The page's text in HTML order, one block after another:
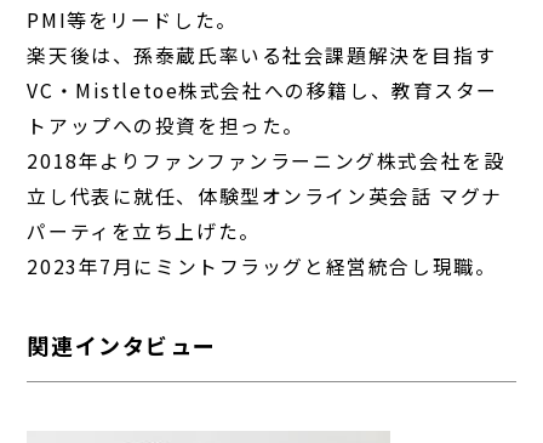
PMI等をリードした。
楽天後は、孫泰蔵氏率いる社会課題解決を目指す
VC・Mistletoe株式会社への移籍し、教育スター
トアップへの投資を担った。
2018年よりファンファンラーニング株式会社を設
立し代表に就任、体験型オンライン英会話 マグナ
パーティを立ち上げた。
2023年7月にミントフラッグと経営統合し現職。
関連インタビュー